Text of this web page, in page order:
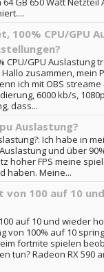
100% CPU/GPU
CPU/GPU Auslastung
zusammen, mein
ich mit OBS streame
6000 kb/s,
dass...
Auslastung?
Ich habe in
und über
hoher FPS meine
haben. Meine...
von 100 auf 10
auf 10 und wieder
von 100% auf 10
fortnite spielen
tun? Radeon RX 590